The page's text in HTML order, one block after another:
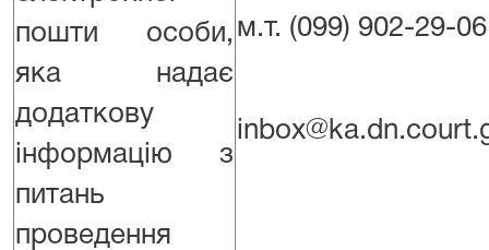
пошти особи,
яка надає
додаткову
інформацію з
питань
проведення
м.т. (099) 902-29-06